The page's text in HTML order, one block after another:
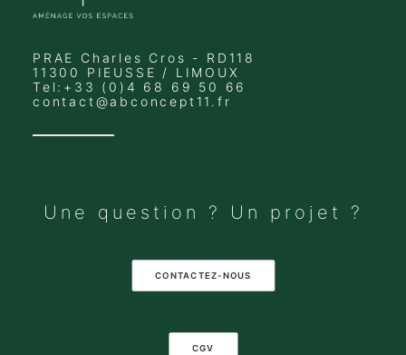
PRAE Charles Cros - RD118
11300 PIEUSSE / LIMOUX
Tel:+33 (0)4 68 69 50 66
contact@abconcept11.fr
Une question ? Un projet ?
CONTACTEZ-NOUS
CGV